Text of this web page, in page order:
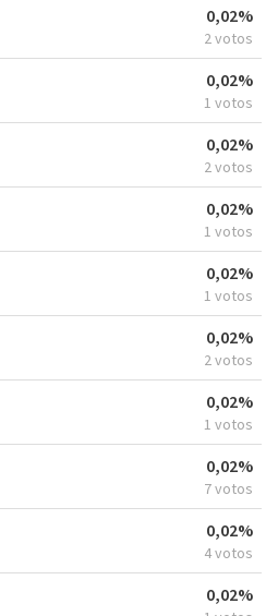
0,02%
2 votos
0,02%
1 votos
0,02%
2 votos
0,02%
1 votos
0,02%
1 votos
0,02%
2 votos
0,02%
1 votos
0,02%
7 votos
0,02%
4 votos
0,02%